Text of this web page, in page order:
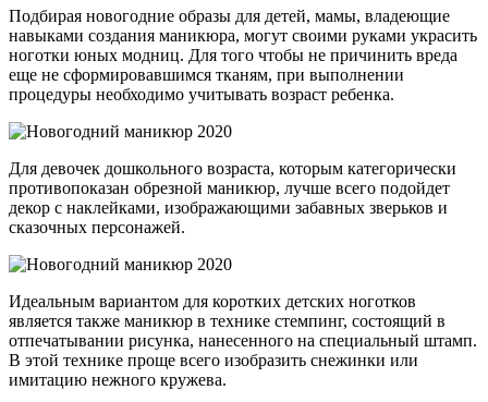
Подбирая новогодние образы для детей, мамы, владеющие
навыками создания маникюра, могут своими руками украсить
ноготки юных модниц. Для того чтобы не причинить вреда
еще не сформировавшимся тканям, при выполнении
процедуры необходимо учитывать возраст ребенка.
Для девочек дошкольного возраста, которым категорически
противопоказан обрезной маникюр, лучше всего подойдет
декор с наклейками, изображающими забавных зверьков и
сказочных персонажей.
Идеальным вариантом для коротких детских ноготков
является также маникюр в технике стемпинг, состоящий в
отпечатывании рисунка, нанесенного на специальный штамп.
В этой технике проще всего изобразить снежинки или
имитацию нежного кружева.